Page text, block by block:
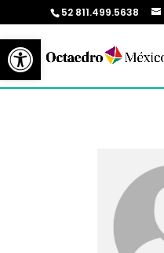
Abrir barra de herramientas
52 811.499.5638